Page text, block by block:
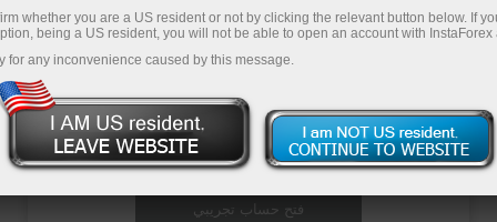
Register
فتح حساب تداول
فتح حساب تجريبي
whether you are a US resident or not by clicking the relevant button below. If
being a US resident, you will not be able to open an account with InstaForex
for any inconvenience caused by this message.